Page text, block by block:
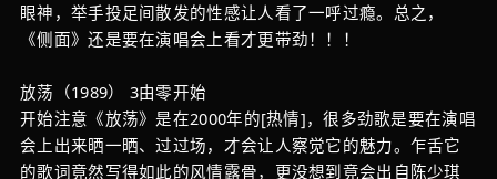
眼神，举手投足间散发的性感让人看了一呼过瘾。总之，
《侧面》还是要在演唱会上看才更带劲！！！
放荡（1989） 3由零开始
开始注意《放荡》是在2000年的[热情]，很多劲歌是要在演唱
会上出来晒一晒、过过场，才会让人察觉它的魅力。乍舌它
的歌词竟然写得如此的风情露骨，更没想到竟会出自陈少琪